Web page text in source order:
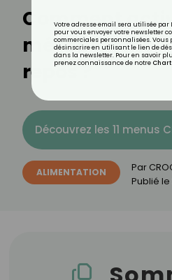
Comment
métabolisme,
repos ?
Découvrez les 11 menus
ALIMENTATION Par
Publié le
Votre adresse email sera utilisée par
pour vous envoyer votre newsletter
commerciales personnalisées. Vous
désinscrire en utilisant le lien de
dans la newsletter. Pour en savoir
prenez connaissance de notre